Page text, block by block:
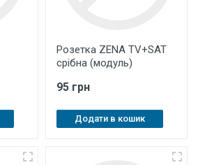
Розетка ZENA TV+SAT
срібна (модуль)
95 грн
Додати в кошик